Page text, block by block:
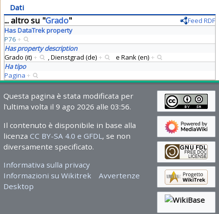
Dati
... altro su "Grado"
Feed RDF
Has DataTrek property
P76 +
Has property description
Grado (it) + ,Dienstgrad (de) + e Rank (en) +
Ha tipo
Pagina +
Questa pagina è stata modificata per
l'ultima volta il 9 ago 2026 alle 03:56.
Il contenuto è disponibile in base alla
licenza CC BY-SA 4.0 e GFDL , se non
diversamente specificato.
Informativa sulla privacy
Informazioni su Wikitrek
Avvertenze
Desktop